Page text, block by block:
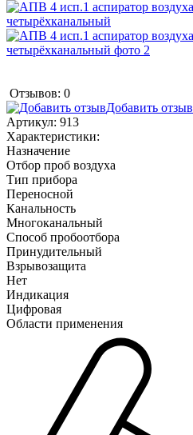
Отзывов: 0
Добавить отзыв
Артикул: 913
Характеристики:
Назначение
Отбор проб воздуха
Тип прибора
Переносной
Канальность
Многоканальный
Способ пробоотбора
Принудительный
Взрывозащита
Нет
Индикация
Цифровая
Области применения